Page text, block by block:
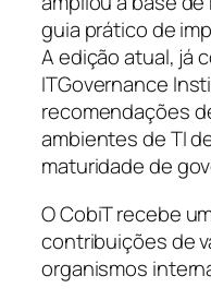
guia prático de
A edição atual, já
ITGovernance
recomendações
ambientes de TI
maturidade de
O CobiT recebe
contribuições de
organismos